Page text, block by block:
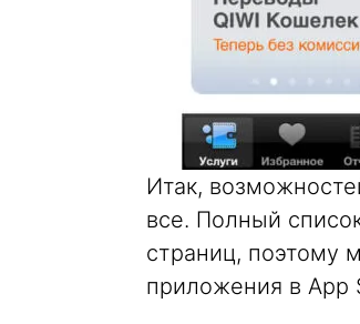
Итак,
все. Полный
страниц, поэтому
приложения в App